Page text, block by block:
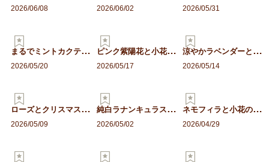
2026/06/08 2026/06/02 2026/05/31
ま
るでミントカクテル。青り…
2026/05/20
ピ
ンク紫陽花と小花の麦わら…
2026/05/17
涼
やかラベンダーと紫ラナン…
2026/05/14
2026/05/09 2026/05/02
ネ
モフィラと小花の麦わら帽…
2026/04/29